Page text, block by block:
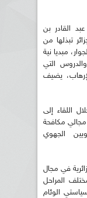
القادر بن
تبذلها من
مبديا نية
والدروس التي
يضيف
اللقاء إلى
مكافحة
الجهوي
في مجال
المراحل
الوئام